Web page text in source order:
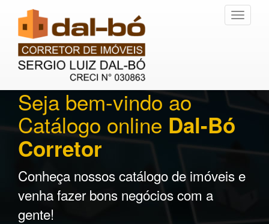
Toggle
Seja bem-vindo ao
Catálogo online Dal-Bó
Corretor
Conheça nossos catálogo de imóveis e
venha fazer bons negócios com a
gente!